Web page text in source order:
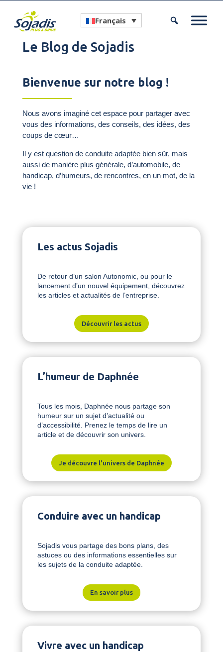
Français
Le Blog de Sojadis
Bienvenue sur notre blog !
Nous avons imaginé cet espace pour partager avec
vous des informations, des conseils, des idées, des
coups de cœur…
Il y est question de conduite adaptée bien sûr, mais
aussi de manière plus générale, d’automobile, de
handicap, d’humeurs, de rencontres, en un mot, de la
vie !
Les actus Sojadis
De retour d’un salon Autonomic, ou pour le
lancement d’un nouvel équipement, découvrez
les articles et actualités de l’entreprise.
Découvrir les actus
L’humeur de Daphnée
Tous les mois, Daphnée nous partage son
humeur sur un sujet d’actualité ou
d’accessibilité. Prenez le temps de lire un
article et de découvrir son univers.
Je découvre l'univers de Daphnée
Conduire avec un handicap
Sojadis vous partage des bons plans, des
astuces ou des informations essentielles sur
les sujets de la conduite adaptée.
En savoir plus
Vivre avec un handicap